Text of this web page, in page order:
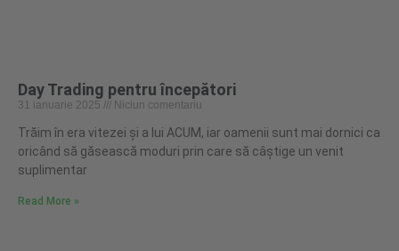
Day Trading pentru începători
31 ianuarie 2025 Niciun comentariu
Trăim în era vitezei și a lui ACUM, iar oamenii sunt mai dornici ca
oricând să găsească moduri prin care să câștige un venit
suplimentar
Read More »